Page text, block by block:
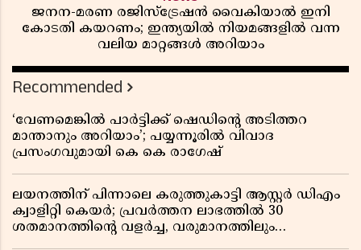
ജനന-മരണ രജിസ്ട്രേഷൻ വൈകിയാൽ ഇനി
കോടതി കയറണം; ഇന്ത്യയിൽ നിയമങ്ങളിൽ വന്ന
വലിയ മാറ്റങ്ങൾ അറിയാം
Recommended
‘വേണമെങ്കിൽ പാർട്ടിക്ക് ഷെഡിൻ്റെ അടിത്തറ
മാന്താനും അറിയാം’; പയ്യന്നൂരിൽ വിവാദ
പ്രസംഗവുമായി കെ കെ രാഗേഷ്
ലയനത്തിന് പിന്നാലെ കരുത്തുകാട്ടി ആസ്റ്റർ ഡിഎം
ക്വാളിറ്റി കെയർ; പ്രവർത്തന ലാഭത്തിൽ 30
ശതമാനത്തിൻ്റെ വളർച്ച, വരുമാനത്തിലും